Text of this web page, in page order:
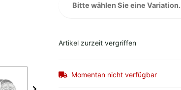
Bitte wählen Sie eine Variation.
Artikel zurzeit vergriffen
Momentan nicht verfügbar